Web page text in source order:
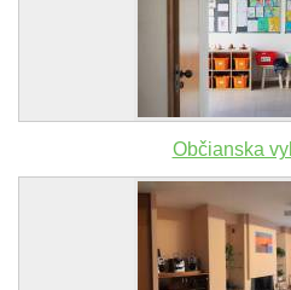
Občianska